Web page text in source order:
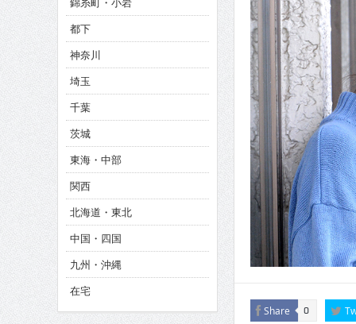
CINEMA×STYLE 285号
CINEMA×STYLE 294号
Share 0
都下
神奈川
埼玉
千葉
茨城
東海・中部
関西
北海道・東北
中国・四国
九州・沖縄
在宅